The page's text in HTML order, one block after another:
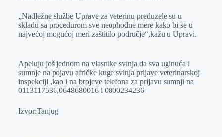
p
„Nadležne službe Uprave za veterinu preduzele su u
skladu sa procedurom sve neophodne mere kako bi se u
najvećoj mogućoj meri zaštitilo područje“,kažu u Upravi.
Apeluju još jednom na vlasnike svinja da sva uginuća i
sumnje na pojavu afričke kuge svinja prijave veterinarskoj
inspekciji ,kao i na brojeve telefona za prijavu sumnji na
0113117536,0648680016 i 0800234236
Izvor:Tanjug